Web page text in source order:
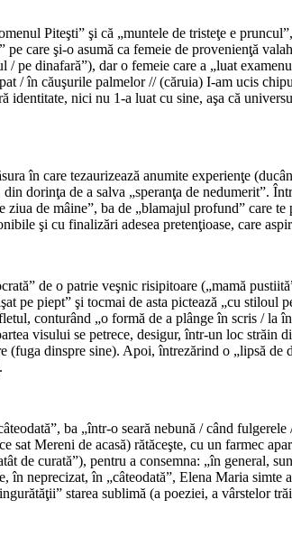
Piteşti” şi că „muntele de tristeţe e
care şi-o asumă ca femeie de provenienţă
dinafară”), dar o femeie care a „luat
/ în căuşurile palmelor // (căruia) I-am ucis
nici nu 1-a luat cu sine, aşa că
în care tezaurizează anumite experienţe
dorinţa de a salva „speranţa de nedumerit”.
de mâine”, ba de „blamajul profund” care
şi cu finalizări adesea pretenţioase, care
de o patrie veşnic risipitoare („mamă
piept” şi tocmai de asta pictează „cu stiloul
conturând „o formă de a plânge în scris /
visului se petrece, desigur, într-un loc străin
dinspre sine). Apoi, întrezărind o „lipsă de
ba „într-o seară nebună / când
Mereni de acasă) rătăceşte, cu un farmec
de curată”), pentru a consemna: „în general,
neprecizat, în „câteodată”, Elena Maria simte
starea sublimă (a poeziei, a vârstelor